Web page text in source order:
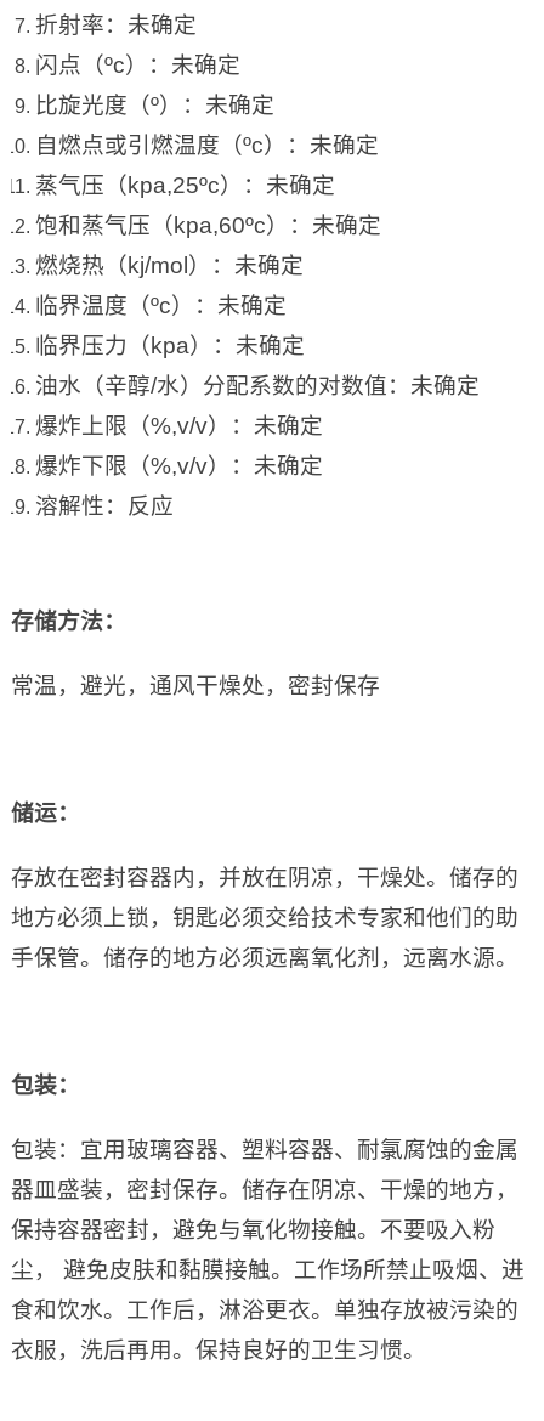
折射率：未确定
闪点（ºc）：未确定
比旋光度（º）：未确定
自燃点或引燃温度（ºc）：未确定
蒸气压（kpa,25ºc）：未确定
饱和蒸气压（kpa,60ºc）：未确定
燃烧热（kj/mol）：未确定
临界温度（ºc）：未确定
临界压力（kpa）：未确定
油水（辛醇/水）分配系数的对数值：未确定
爆炸上限（%,v/v）：未确定
爆炸下限（%,v/v）：未确定
溶解性：反应
存储方法：
常温，避光，通风干燥处，密封保存
储运：
存放在密封容器内，并放在阴凉，干燥处。储存的
地方必须上锁，钥匙必须交给技术专家和他们的助
手保管。储存的地方必须远离氧化剂，远离水源。
包装：
包装：宜用玻璃容器、塑料容器、耐氯腐蚀的金属
器皿盛装，密封保存。储存在阴凉、干燥的地方，
保持容器密封，避免与氧化物接触。不要吸入粉
尘， 避免皮肤和黏膜接触。工作场所禁止吸烟、进
食和饮水。工作后，淋浴更衣。单独存放被污染的
衣服，洗后再用。保持良好的卫生习惯。